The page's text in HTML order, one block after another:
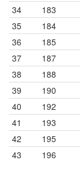
34
183
35
184
36
185
37
187
38
188
39
190
40
192
41
193
42
195
43
196